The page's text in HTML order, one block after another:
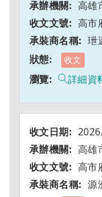
高雄
高市
玴
收文
詳細資
高雄
高市
源